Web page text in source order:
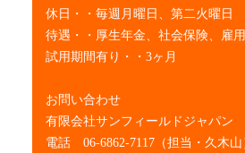
休日・・毎週月曜日、第二火曜日
待遇・・厚生年金、社会保険、雇
試用期間有り・・3ヶ月
お問い合わせ
有限会社サンフィールドジャパン
電話 06-6862-7117（担当・久木山